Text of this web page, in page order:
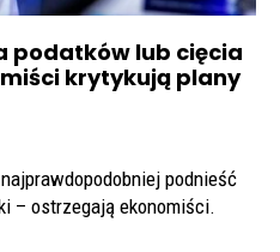
podatków lub cięcia
krytykują plany
podnieść
– ostrzegają ekonomiści.